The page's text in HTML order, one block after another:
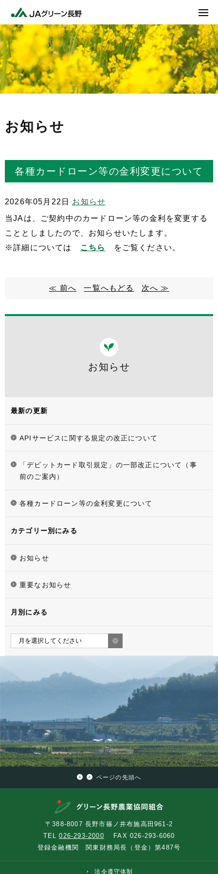
お知らせ
各種カードローン等の金利変更について
2026年05月22日
お知らせ
当JAは、ご契約中のカードローン等の金利を変更する
こととしましたので、お知らせいたします。
※詳細については こちら をご覧ください。
≪ 前へ 一覧へもどる 次へ ≫
お知らせ
最新の更新
APIサービスに関する規定の改正について
「デビットカード取引規定」の一部改正について（事
前のご案内）
各種カードローン等の金利変更について
カテゴリー別にみる
お知らせ
重要なお知らせ
月別にみる
ページの先頭へ
〒388-8007 長野市篠ノ井布施高田961-2
TEL026-293-2000 FAX 026-293-6060
登録金融機関 関東財務局長（登金）第487号
法令遵守体制